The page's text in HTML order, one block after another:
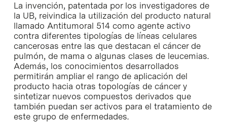
La invención, patentada por los investigadores de
la UB, reivindica la utilización del producto natural
llamado Antitumoral 514 como agente activo
contra diferentes tipologías de líneas celulares
cancerosas entre las que destacan el cáncer de
pulmón, de mama o algunas clases de leucemias.
Además, los conocimientos desarrollados
permitirán ampliar el rango de aplicación del
producto hacia otras topologías de cáncer y
sintetizar nuevos compuestos derivados que
también puedan ser activos para el tratamiento de
este grupo de enfermedades.